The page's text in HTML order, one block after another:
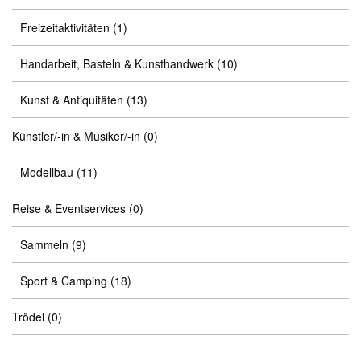
Freizeitaktivitäten (1)
Handarbeit, Basteln & Kunsthandwerk (10)
Kunst & Antiquitäten (13)
Künstler/-in & Musiker/-in (0)
Modellbau (11)
Reise & Eventservices (0)
Sammeln (9)
Sport & Camping (18)
Trödel (0)